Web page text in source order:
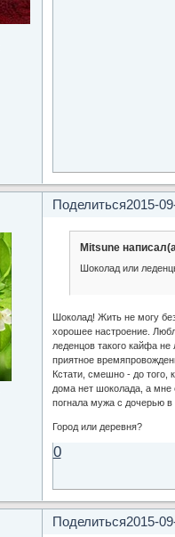
Поделиться2015-
Mitsune
Шоколад или
Шоколад! Жить не могу
хорошее настроение.
леденцов такого кайфа
приятное
Кстати, смешно - до того,
дома нет шоколада, а мне
погнала мужа с дочерью
Город или деревня?
0
Поделиться2015-